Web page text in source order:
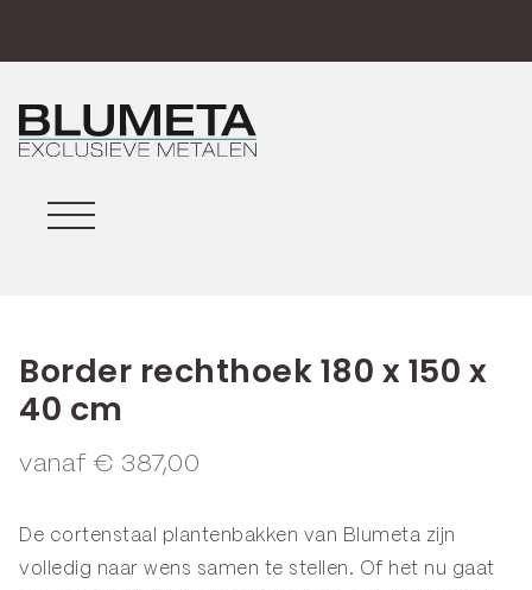
Border rechthoek 180 x 150 x
40 cm
vanaf € 387,00
De cortenstaal plantenbakken van Blumeta zijn
volledig naar wens samen te stellen. Of het nu gaat